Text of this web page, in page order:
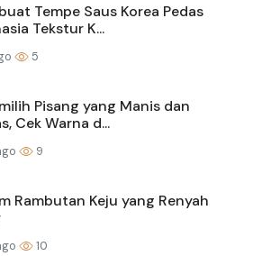
Tempe Saus Korea Pedas
Tekstur K...
5
Pisang yang Manis dan
Cek Warna d...
9
Rambutan Keju yang Renyah
10